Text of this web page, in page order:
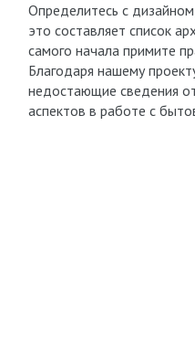
Определитесь с
это составляет список
самого начала примите
Благодаря нашему
недостающие сведения
аспектов в работе с